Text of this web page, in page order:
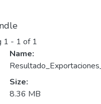
1 - 1 of 1
Name:
Size:
8.36 MB